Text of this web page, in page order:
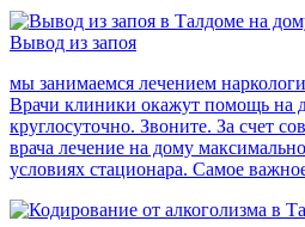
Вывод из запоя
мы занимаемся лечением
Врачи клиники окажут помощь на
круглосуточно. Звоните. За счет
врача лечение на дому
условиях стационара. Самое